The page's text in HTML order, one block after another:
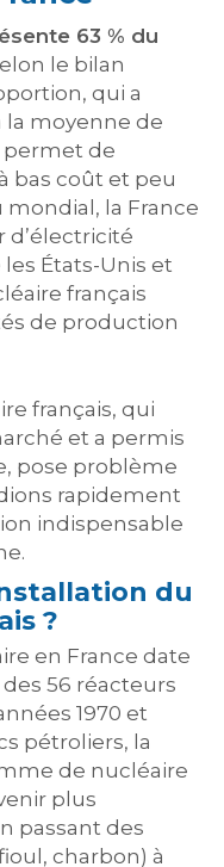
63 % du
le bilan
qui a
la moyenne de
permet de
bas coût et peu
mondial, la France
États-Unis et
français
de production
français, qui
et a permis
pose problème
rapidement
indispensable
du
?
en France date
56 réacteurs
1970 et
pétroliers, la
de nucléaire
plus
passant des
charbon) à